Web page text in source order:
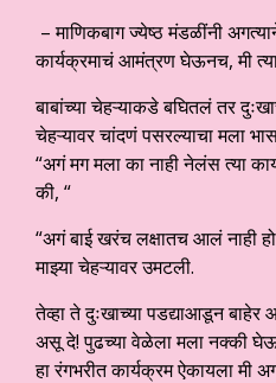
– माणिकबाग ज्येष्ठ मंडळींनी
कार्यक्रमाचं आमंत्रण घेऊनच, मी
बाबांच्या चेहऱ्याकडे बघितलं तर
चेहऱ्यावर चांदणं पसरल्याचा मला
“अगं मग मला का नाही नेलंस त्या
की, “
“अगं बाई खरंच लक्षातच आलं नाही
माझ्या चेहऱ्यावर उमटली.
तेव्हा ते दुःखाच्या पडद्याआडून
असू दे! पुढच्या वेळेला मला नक्की
हा रंगभरीत कार्यक्रम ऐकायला मी